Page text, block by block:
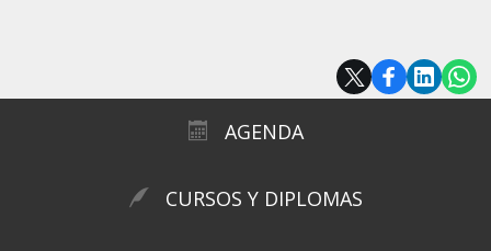
AGENDA
CURSOS Y DIPLOMAS